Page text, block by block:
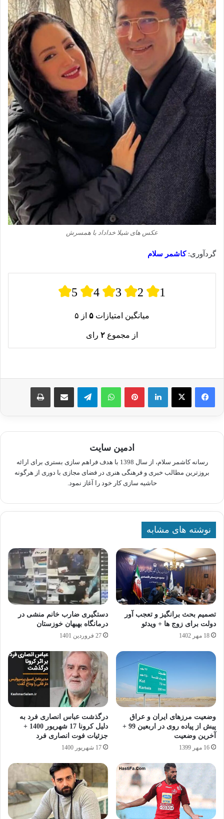
عکس های شیلا خداداد با همسرش‌
گردآوری:کاشمر سلام
5 4 3 2 1
میانگین امتیازات ۵ از ۵
از مجموع ۲ رای
لینکدین پینترستواتس آپ تلگرام اشتراک گذاری از طریق ایمیل چاپ
ادمین سایت
رسانه کاشمر سلام، از سال 1398 با هدف فراهم سازی بستری برای ارائه
بروزترین مطالب خبری و فرهنگی هنری در فضای مجازی با دوری از هرگونه
حاشیه سازی کار خود را آغاز نمود.
نوشته های مشابه
تصمیم بحث برانگیز و تعجب آور
دولت برای زوج ها + ویدئو
18 مهر 1402
دستگیری ضارب خانم منشی در
درمانگاه بهبهان خوزستان
27 فروردین 1401
وضعیت مرزهای ایران و عراق
پیش از پیاده روی در اربعین 99 +
آخرین وضعیت
16 مهر 1399
درگذشت عباس انصاری فرد به
دلیل کرونا 17 شهریور 1400 +
جزئیات فوت انصاری فرد
17 شهریور 1400